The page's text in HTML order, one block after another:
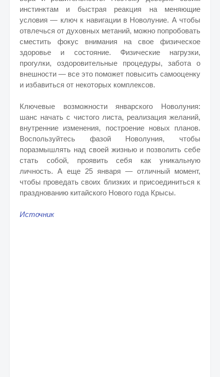
инстинктам и быстрая реакция на меняющие
условия — ключ к навигации в Новолуние. А чтобы
отвлечься от духовных метаний, можно попробовать
сместить фокус внимания на свое физическое
здоровье и состояние. Физические нагрузки,
прогулки, оздоровительные процедуры, забота о
внешности — все это поможет повысить самооценку
и избавиться от некоторых комплексов.
Ключевые возможности январского Новолуния:
шанс начать с чистого листа, реализация желаний,
внутренние изменения, построение новых планов.
Воспользуйтесь фазой Новолуния, чтобы
поразмышлять над своей жизнью и позволить себе
стать собой, проявить себя как уникальную
личность. А еще 25 января — отличный момент,
чтобы проведать своих близких и присоединиться к
празднованию китайского Нового года Крысы.
Источник